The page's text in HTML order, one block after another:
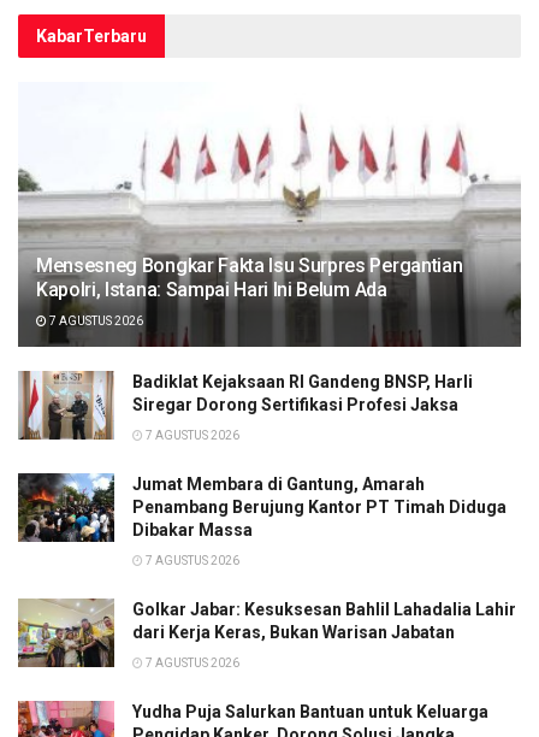
KabarTerbaru
Mensesneg Bongkar Fakta Isu Surpres Pergantian
Kapolri, Istana: Sampai Hari Ini Belum Ada
7 AGUSTUS 2026
Badiklat Kejaksaan RI Gandeng BNSP, Harli
Siregar Dorong Sertifikasi Profesi Jaksa
7 AGUSTUS 2026
Jumat Membara di Gantung, Amarah
Penambang Berujung Kantor PT Timah Diduga
Dibakar Massa
7 AGUSTUS 2026
Golkar Jabar: Kesuksesan Bahlil Lahadalia Lahir
dari Kerja Keras, Bukan Warisan Jabatan
7 AGUSTUS 2026
Yudha Puja Salurkan Bantuan untuk Keluarga